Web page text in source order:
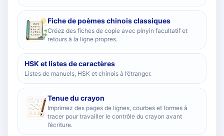
Fiche de poèmes chinois classiques
Créez des fiches de copie avec pinyin facultatif et
retours à la ligne propres.
HSK et listes de caractères
Listes de manuels, HSK et chinois à l’étranger.
Tenue du crayon
Imprimez des pages de lignes, courbes et formes à
tracer pour travailler le contrôle du crayon avant
l’écriture.